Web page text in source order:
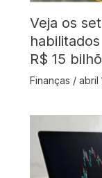
Veja os
R$ 15
Finanças / abril